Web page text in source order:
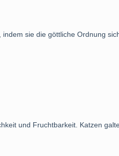
sie die göttliche Ordnung
und Fruchtbarkeit. Katzen